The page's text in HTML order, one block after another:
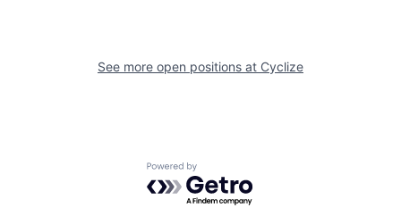
See more open positions at Cyclize
Powered by Getro.com